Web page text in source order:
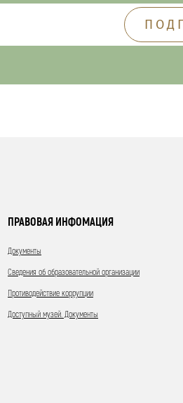
ПРАВОВАЯ ИНФОМАЦИЯ
Документы
Сведения об образовательной организации
Противодействие коррупции
Доступный музей. Документы